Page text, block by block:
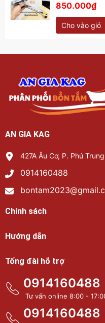
850.000₫
Cho vào giỏ
AN GIA KAG
427A Âu Cơ, P. Phú
0914160488
Chính sách
Hướng dẫn
Tổng đài hỗ trợ
0914160488
Tư vấn online 8:00 -
0914160488